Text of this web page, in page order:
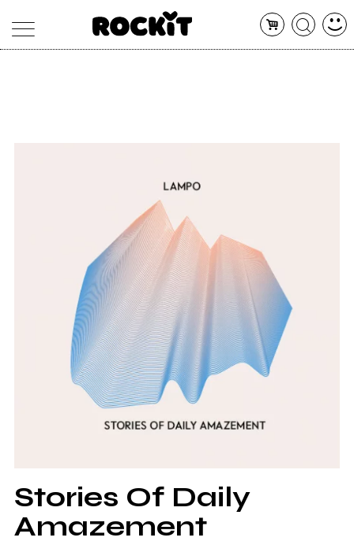
Stories Of Daily
Amazement